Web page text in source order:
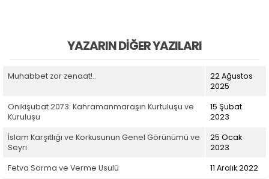
YAZARIN DIĞER YAZILARI
Muhabbet zor zenaat!..
22 Ağustos
2025
Onikişubat 2073: Kahramanmaraşın Kurtuluşu ve
Kuruluşu
15 Şubat
2023
İslam Karşıtlığı ve Korkusunun Genel Görünümü ve
Seyri
25 Ocak
2023
Fetva Sorma ve Verme Usulü
11 Aralık 2022